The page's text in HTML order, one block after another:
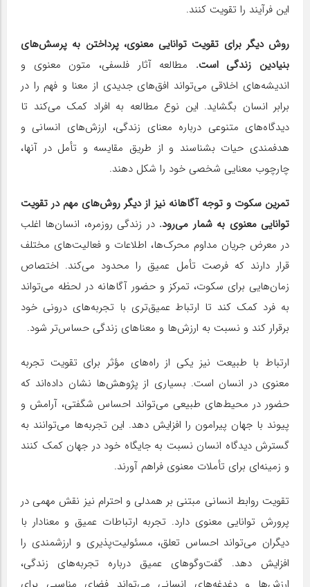
این فرآیند را تقویت کنند.
روش دیگر برای تقویت توانایی معنوی، پرداختن به پرسش‌های
بنیادین زندگی است. مطالعه آثار فلسفی، متون معنوی و
اندیشه‌های اخلاقی می‌تواند افق‌های جدیدی از معنا و فهم را در
برابر انسان بگشاید. این نوع مطالعه به افراد کمک می‌کند تا
دیدگاه‌های متنوعی درباره معنای زندگی، ارزش‌های انسانی و
هدفمندی حیات بشناسند و از طریق مقایسه و تأمل در آنها،
چارچوب معنایی شخصی خود را شکل دهند.
تمرین سکوت و توجه آگاهانه نیز از دیگر روش‌های مهم در تقویت
توانایی معنوی به شمار می‌رود.در زندگی روزمره، انسان‌ها اغلب
در معرض جریان مداوم محرک‌ها، اطلاعات و فعالیت‌های مختلف
قرار دارند که فرصت تأمل عمیق را محدود می‌کند. اختصاص
زمان‌هایی برای سکوت، تمرکز و حضور آگاهانه در لحظه می‌تواند
به فرد کمک کند تا ارتباط عمیق‌تری با تجربه‌های درونی خود
برقرار کند و نسبت به ارزش‌ها و معناهای زندگی حساس‌تر شود.
ارتباط با طبیعت نیز یکی از راه‌های مؤثر برای تقویت تجربه
معنوی در انسان است. بسیاری از پژوهش‌ها نشان داده‌اند که
حضور در محیط‌های طبیعی می‌تواند احساس شگفتی، آرامش و
پیوند با جهان پیرامون را افزایش دهد. این تجربه‌ها می‌توانند به
گسترش دیدگاه انسان نسبت به جایگاه خود در جهان کمک کنند
و زمینه‌ای برای تأملات معنوی فراهم آورند.
تقویت روابط انسانی مبتنی بر همدلی و احترام نیز نقش مهمی در
پرورش توانایی معنوی دارد. تجربه ارتباطات عمیق و معنادار با
دیگران می‌تواند احساس تعلق، مسئولیت‌پذیری و ارزشمندی را
افزایش دهد. گفت‌وگوهای عمیق درباره تجربه‌های زندگی،